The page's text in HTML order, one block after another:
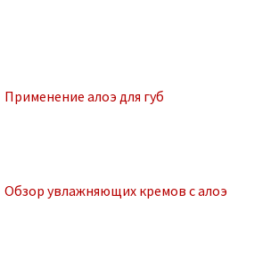
Применение алоэ для губ
Обзор увлажняющих кремов с алоэ